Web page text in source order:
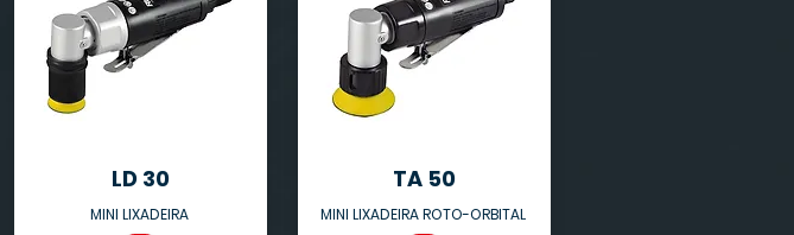
LD 30
MINI LIXADEIRA
TA 50
MINI LIXADEIRA ROTO-ORBITAL